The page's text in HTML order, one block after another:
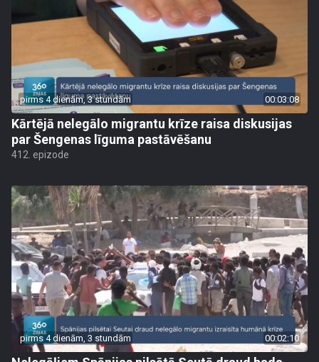
pirms 4 dienām, 3 stundām 00:03:08
Kārtējā nelegālo migrantu krīze raisa diskusijas
par Šengenas līguma pastāvēšanu
412. epizode
pirms 4 dienām, 3 stundām 00:02:10